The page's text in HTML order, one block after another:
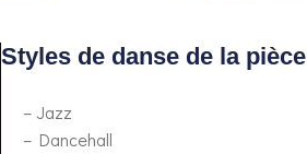
Styles de danse de la pièce
– Jazz
– Dancehall